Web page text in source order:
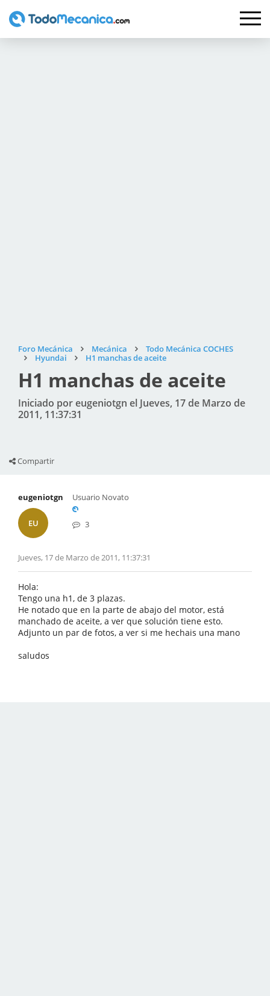
Foro Mecánica Mecánica
Todo Mecánica COCHES
Hyundai
H1 manchas de aceite
H1 manchas de aceite
Iniciado por eugeniotgn el Jueves, 17 de Marzo de
2011, 11:37:31
Compartir
eugeniotgn
EU
Usuario Novato
3
Jueves, 17 de Marzo de 2011, 11:37:31
Hola:
Tengo una h1, de 3 plazas.
He notado que en la parte de abajo del motor, está
manchado de aceite, a ver que solución tiene esto.
Adjunto un par de fotos, a ver si me hechais una mano
saludos